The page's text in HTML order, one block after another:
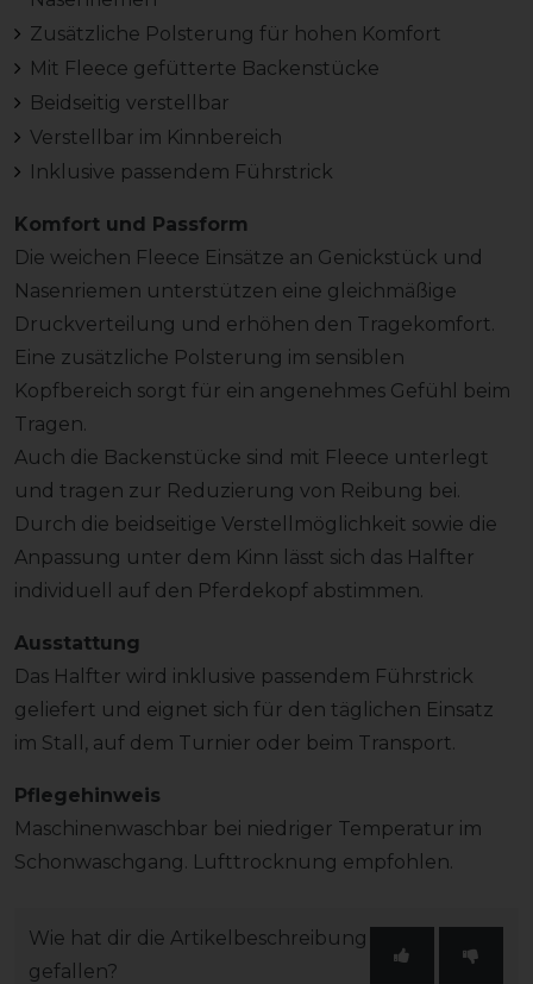
Zusätzliche Polsterung für hohen Komfort
Mit Fleece gefütterte Backenstücke
Beidseitig verstellbar
Verstellbar im Kinnbereich
Inklusive passendem Führstrick
Komfort und Passform
Die weichen Fleece Einsätze an Genickstück und
Nasenriemen unterstützen eine gleichmäßige
Druckverteilung und erhöhen den Tragekomfort.
Eine zusätzliche Polsterung im sensiblen
Kopfbereich sorgt für ein angenehmes Gefühl beim
Tragen.
Auch die Backenstücke sind mit Fleece unterlegt
und tragen zur Reduzierung von Reibung bei.
Durch die beidseitige Verstellmöglichkeit sowie die
Anpassung unter dem Kinn lässt sich das Halfter
individuell auf den Pferdekopf abstimmen.
Ausstattung
Das Halfter wird inklusive passendem Führstrick
geliefert und eignet sich für den täglichen Einsatz
im Stall, auf dem Turnier oder beim Transport.
Pflegehinweis
Maschinenwaschbar bei niedriger Temperatur im
Schonwaschgang. Lufttrocknung empfohlen.
Wie hat dir die Artikelbeschreibung
gefallen?